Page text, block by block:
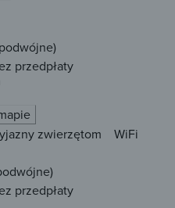
przedpłaty
zwierzętom
WiFi
przedpłaty